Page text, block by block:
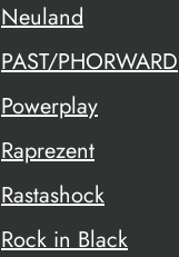
Neuland
PAST/PHORWARD
Powerplay
Raprezent
Rastashock
Rock in Black